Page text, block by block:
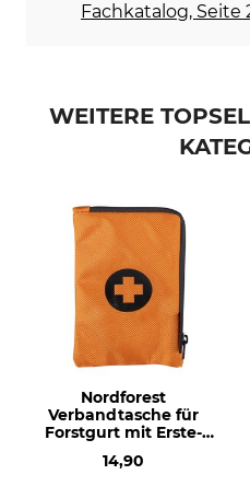
Fachkatalog, Seite
WEITERE
Nordforest
Verbandtasche für
Forstgurt mit Erste-
14,90